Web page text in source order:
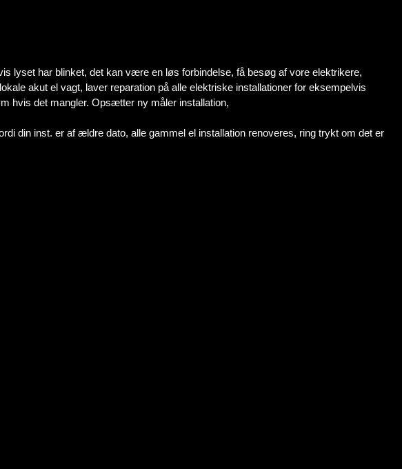
lyset har blinket, det kan være en løs forbindelse, få besøg af vore elektrikere,
akut el vagt, laver reparation på alle elektriske installationer for eksempelvis
hvis det mangler. Opsætter ny måler installation,
din inst. er af ældre dato, alle gammel el installation renoveres, ring trykt om det er